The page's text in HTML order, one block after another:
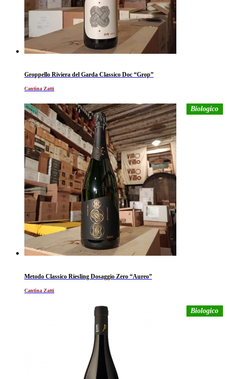
Groppello Riviera del Garda Classico Doc “Grop”
Cantina Zatti
Biologico
Metodo Classico Riesling Dosaggio Zero “Aureo”
Cantina Zatti
Biologico